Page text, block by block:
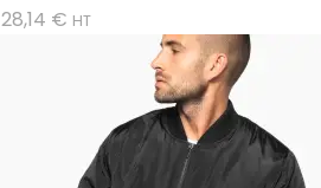
28,14 € HT